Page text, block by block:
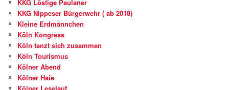
KKG Löstige Paulaner
KKG Nippeser Bürgerwehr ( ab 2018)
Kleine Erdmännchen
Köln Kongress
Köln tanzt sich zusammen
Köln Tourismus
Kölner Abend
Kölner Haie